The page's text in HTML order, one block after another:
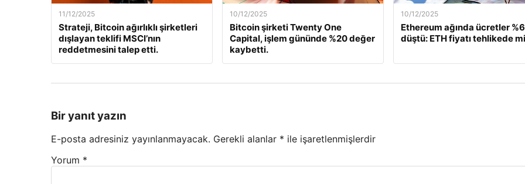
11/12/2025
Strateji, Bitcoin ağırlıklı şirketleri
dışlayan teklifi MSCI’nın
reddetmesini talep etti.
10/12/2025
Bitcoin şirketi Twenty One
Capital, işlem gününde %20 değer
kaybetti.
10/12/2025
Ethereum ağında ücretler
düştü: ETH fiyatı tehlikede
Bir yanıt yazın
E-posta adresiniz yayınlanmayacak. Gerekli alanlar * ile işaretlenmişlerdir
Yorum *